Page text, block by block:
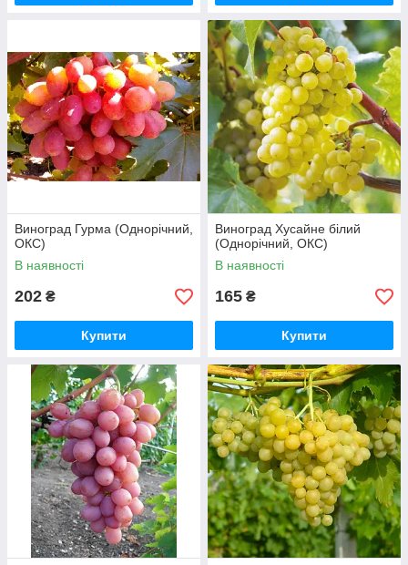
Виноград Гурма (Однорічний,
ОКС)
В наявності
202 ₴
Купити
Виноград Хусайне білий
(Однорічний, ОКС)
В наявності
165 ₴
Купити